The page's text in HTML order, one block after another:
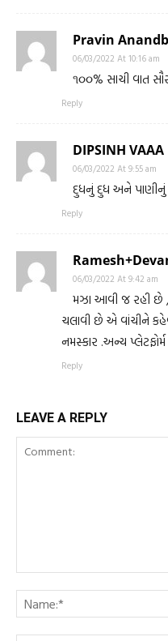
Pravin
06/03/2022 At 10:16 am
૧૦૦% સાચી વાત
Reply
DIPSINH VAAA
06/03/2022 At 9:55 am
દુધનું દુધ અને
Reply
06/03/2022 At 9:42 am
મઝા આવી જ રહી છે
ચલાવી છે એ વાંચીને
નમસ્કાર .અન્ય
Reply
LEAVE A REPLY